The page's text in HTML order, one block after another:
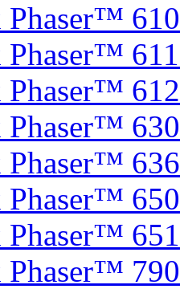
Phaser™
Phaser™
Phaser™
Phaser™
Phaser™
Phaser™
Phaser™
Phaser™ 790